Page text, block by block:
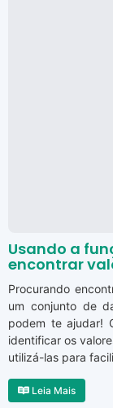
Usando a
encontrar
Procurando
um conjunto de
podem te ajudar!
identificar os
utilizá-las para
Leia Mais